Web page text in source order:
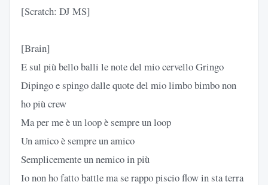
[Scratch: DJ MS]
[Brain]
E sul più bello balli le note del mio cervello Gringo
Dipingo e spingo dalle quote del mio limbo bimbo non
ho più crew
Ma per me è un loop è sempre un loop
Un amico è sempre un amico
Semplicemente un nemico in più
Io non ho fatto battle ma se rappo piscio flow in sta terra